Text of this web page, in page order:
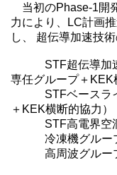
当初のPhase-1開
力により、LC計画
し、 超伝導加速技
STF超伝導加速
専任グループ＋KEK
STFベースライ
＋KEK横断的協力）
STF高電界空洞
冷凍機グループ
高周波グループ